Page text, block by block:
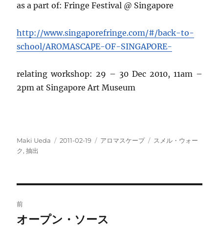
as a part of: Fringe Festival @ Singapore
http://www.singaporefringe.com/#/back-to-
school/AROMASCAPE-OF-SINGAPORE-
relating workshop: 29 – 30 Dec 2010, 11am –
2pm at Singapore Art Museum
投
稿
Maki Ueda
投
2011-02-19
カ
アロマスケープ
タ
スメル・ウォー
ク,抽出
稿
前
前
オープン・ソース